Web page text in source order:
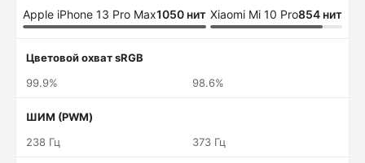
Apple iPhone 13 Pro Max1050 нит Xiaomi Mi 10 Pro854 нит
Цветовой охват sRGB
99.9%
98.6%
ШИМ (PWM)
238 Гц
373 Гц